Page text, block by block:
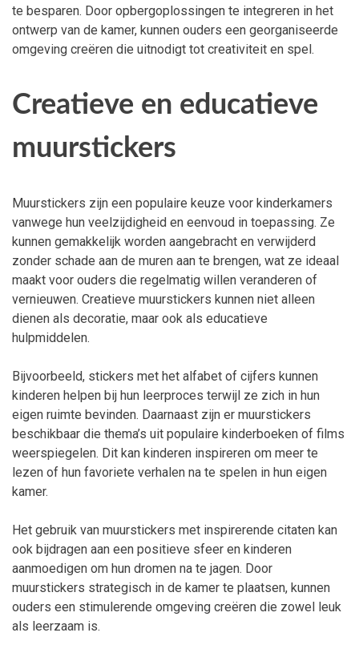
te besparen. Door opbergoplossingen te integreren in het
ontwerp van de kamer, kunnen ouders een georganiseerde
omgeving creëren die uitnodigt tot creativiteit en spel.
Creatieve en educatieve
muurstickers
Muurstickers zijn een populaire keuze voor kinderkamers
vanwege hun veelzijdigheid en eenvoud in toepassing. Ze
kunnen gemakkelijk worden aangebracht en verwijderd
zonder schade aan de muren aan te brengen, wat ze ideaal
maakt voor ouders die regelmatig willen veranderen of
vernieuwen. Creatieve muurstickers kunnen niet alleen
dienen als decoratie, maar ook als educatieve
hulpmiddelen.
Bijvoorbeeld, stickers met het alfabet of cijfers kunnen
kinderen helpen bij hun leerproces terwijl ze zich in hun
eigen ruimte bevinden. Daarnaast zijn er muurstickers
beschikbaar die thema’s uit populaire kinderboeken of films
weerspiegelen. Dit kan kinderen inspireren om meer te
lezen of hun favoriete verhalen na te spelen in hun eigen
kamer.
Het gebruik van muurstickers met inspirerende citaten kan
ook bijdragen aan een positieve sfeer en kinderen
aanmoedigen om hun dromen na te jagen. Door
muurstickers strategisch in de kamer te plaatsen, kunnen
ouders een stimulerende omgeving creëren die zowel leuk
als leerzaam is.